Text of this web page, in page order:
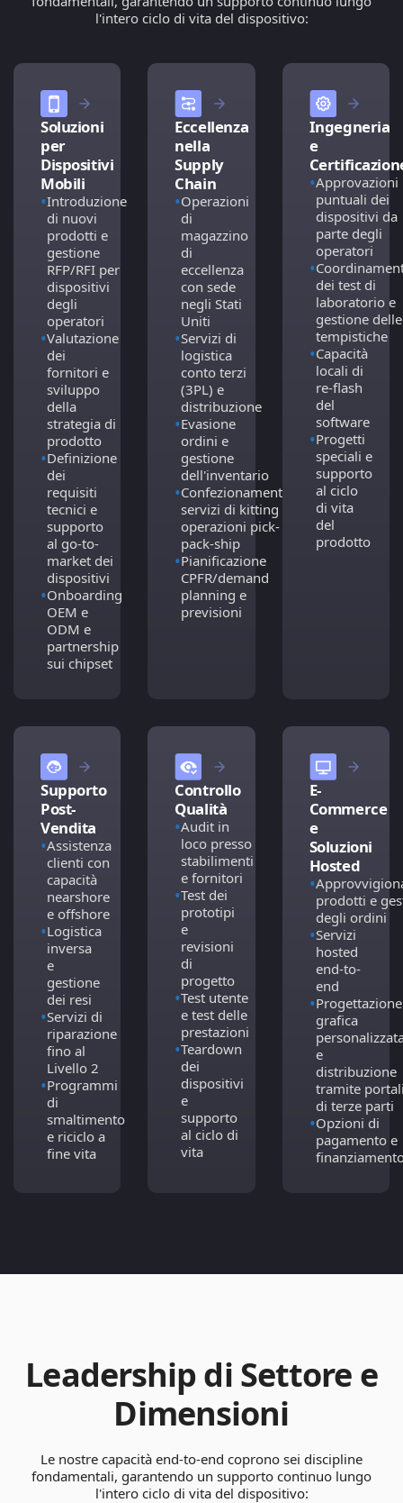
l'intero ciclo di vita del dispositivo:
Soluzioni
per
Dispositivi
Mobili
•Introduzione
di nuovi
prodotti e
gestione
RFP/RFI per
dispositivi
degli
operatori
•Valutazione
dei
fornitori e
sviluppo
della
strategia di
prodotto
•Definizione
dei
requisiti
tecnici e
supporto
al go-to-
market dei
dispositivi
•Onboarding
OEM e
ODM e
partnership
sui chipset
Eccellenza
nella
Supply
Chain
•Operazioni
di
magazzino
di
eccellenza
con sede
negli Stati
Uniti
•Servizi di
logistica
conto terzi
(3PL) e
distribuzione
•Evasione
ordini e
gestione
dell'inventario
•Confezionamento,
servizi di kitting e
operazioni pick-
pack-ship
•Pianificazione
CPFR/demand
planning e
previsioni
Ingegneria
e
•Approvazioni
puntuali dei
dispositivi da
parte degli
operatori
•
dei test di
laboratorio e
gestione delle
tempistiche
•Capacità
locali di
re-flash
del
software
•Progetti
speciali e
supporto
al ciclo
di vita
del
prodotto
Supporto
Post-
Vendita
•Assistenza
clienti con
capacità
nearshore
e offshore
•Logistica
inversa
e
gestione
dei resi
•Servizi di
riparazione
fino al
Livello 2
•Programmi
di
smaltimento
e riciclo a
fine vita
Controllo
Qualità
•Audit in
loco presso
stabilimenti
e fornitori
•Test dei
prototipi
e
revisioni
di
progetto
•Test utente
e test delle
prestazioni
•Teardown
dei
dispositivi
e
supporto
al ciclo di
vita
E-
Commerce
e
Soluzioni
Hosted
•
prodotti e
degli ordini
•Servizi
hosted
end-to-
end
•Progettazione
grafica
e
distribuzione
tramite
di terze parti
•Opzioni di
pagamento e
Leadership di Settore e
Dimensioni
Le nostre capacità end-to-end coprono sei discipline
fondamentali, garantendo un supporto continuo lungo
l'intero ciclo di vita del dispositivo: